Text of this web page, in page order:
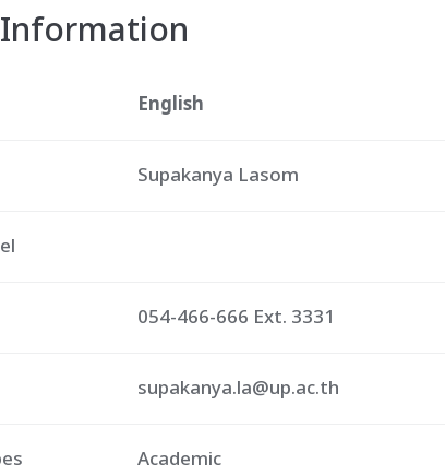
English
Supakanya Lasom
054-466-666 Ext. 3331
supakanya.la@up.ac.th
Academic